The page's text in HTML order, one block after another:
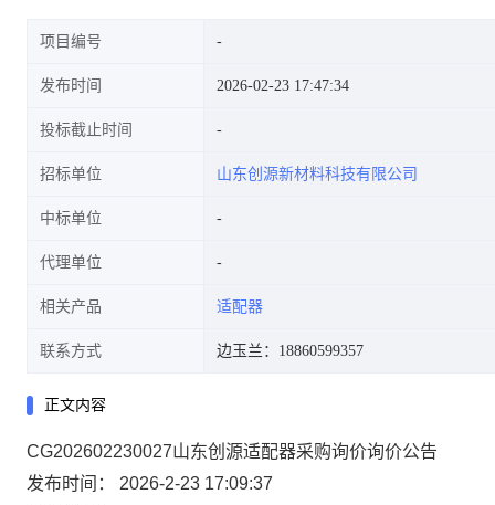
项目编号
发布时间 2026-02-23 17:47:34
投标截止时间
招标单位 山东创源新材料科技有限公司
中标单位
代理单位
相关产品 适配器
联系方式 边玉兰：18860599357
正文内容
CG202602230027山东创源适配器采购询价询价公告
发布时间： 2026-2-23 17:09:37